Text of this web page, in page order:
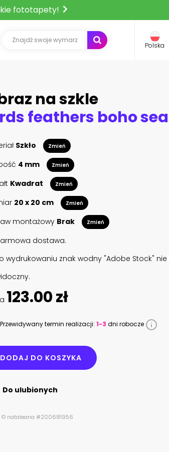
fototapety!
Polska
na szkle
Szkło Zmień
4 mm Zmień
Kwadrat Zmień
20 x 20 cm Zmień
montażowy Brak Zmień
dostawa.
wydrukowaniu znak wodny "Adobe Stock"
123.00 zł
Przewidywany termin realizacji: 1-3 dni robocze
DODAJ DO KOSZYKA
Do ulubionych
© nataleana #200681956